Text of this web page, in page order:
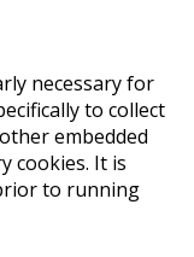
necessary for
to collect
embedded
cookies. It is
to running